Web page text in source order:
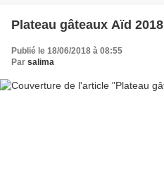
Plateau gâteaux Aïd 2018
Publié le 18/06/2018 à 08:55
Par salima